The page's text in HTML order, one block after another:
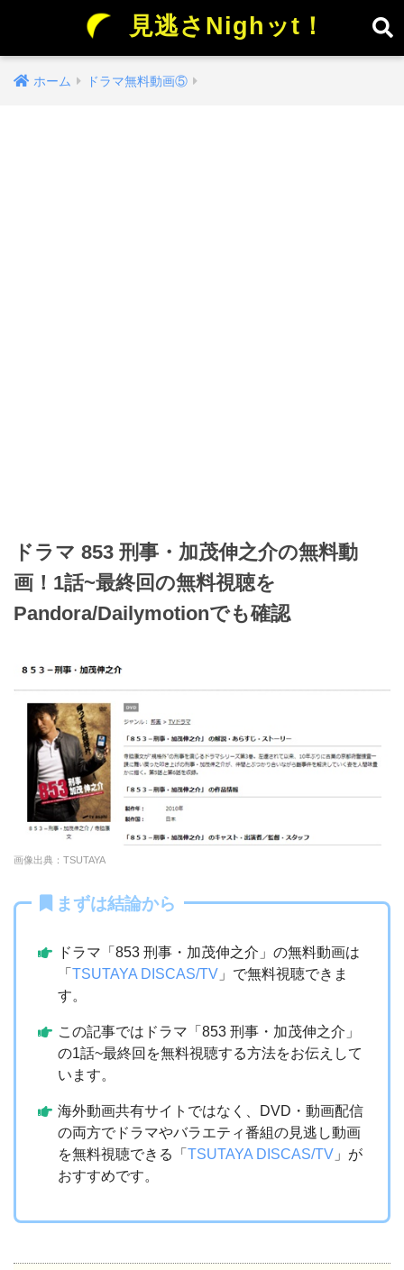
見逃さNighッt！
ホーム ドラマ無料動画⑤
ドラマ 853 刑事・加茂伸之介の無料動
画！1話~最終回の無料視聴を
Pandora/Dailymotionでも確認
画像出典：TSUTAYA
まずは結論から
ドラマ「853 刑事・加茂伸之介」の無料動画は
「TSUTAYA DISCAS/TV 」で無料視聴できま
す。
この記事ではドラマ「853 刑事・加茂伸之介」
の1話~最終回を無料視聴する方法をお伝えして
います。
海外動画共有サイトではなく、DVD・動画配信
の両方でドラマやバラエティ番組の見逃し動画
を無料視聴できる「TSUTAYA DISCAS/TV 」が
おすすめです。